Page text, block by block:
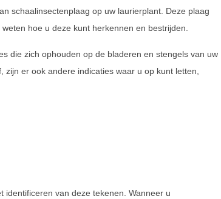
schaalinsectenplaag op uw laurierplant. Deze plaag
hoe u deze kunt herkennen en bestrijden.
die zich ophouden op de bladeren en stengels van uw
zijn er ook andere indicaties waar u op kunt letten,
identificeren van deze tekenen. Wanneer u